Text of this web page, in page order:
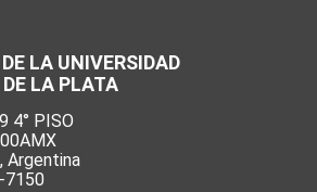
LA UNIVERSIDAD
LA PLATA
4° PISO
Argentina
7150